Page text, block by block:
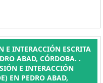
E INTERACCIÓN ESCRITA
ABAD, CÓRDOBA. .
E INTERACCIÓN
EN PEDRO ABAD,